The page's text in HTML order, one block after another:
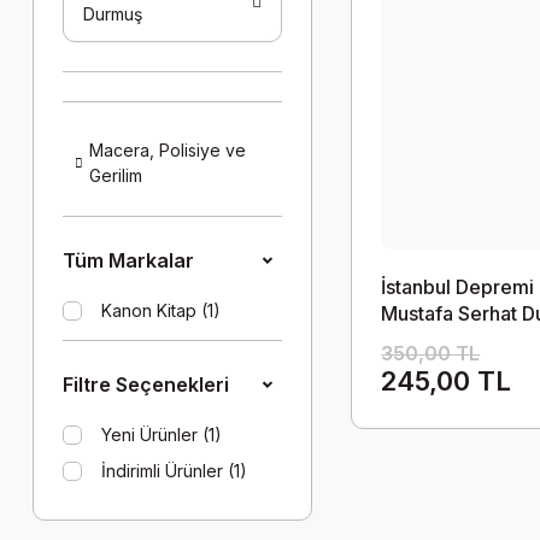
Durmuş
Macera, Polisiye ve
Gerilim
Tüm Markalar
Kanon Kitap (1)
Filtre Seçenekleri
Yeni Ürünler (1)
İndirimli Ürünler (1)
İstanbul Depremi
Mustafa Serhat
350,00 TL
245,00 TL